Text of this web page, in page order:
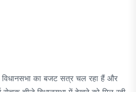
विधानसभा का बजट सत्र चल रहा हैं और